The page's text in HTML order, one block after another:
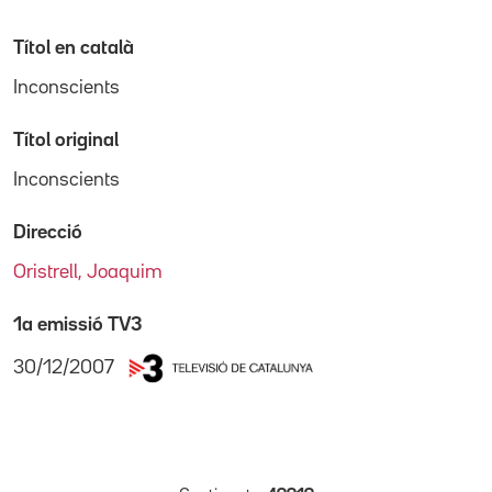
Títol en català
Inconscients
Títol original
Inconscients
Direcció
Oristrell, Joaquim
1a emissió TV3
30/12/2007